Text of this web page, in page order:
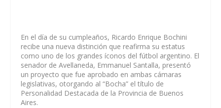
En el día de su cumpleaños, Ricardo Enrique Bochini
recibe una nueva distinción que reafirma su estatus
como uno de los grandes íconos del fútbol argentino. El
senador de Avellaneda, Emmanuel Santalla, presentó
un proyecto que fue aprobado en ambas cámaras
legislativas, otorgando al “Bocha” el título de
Personalidad Destacada de la Provincia de Buenos
Aires.